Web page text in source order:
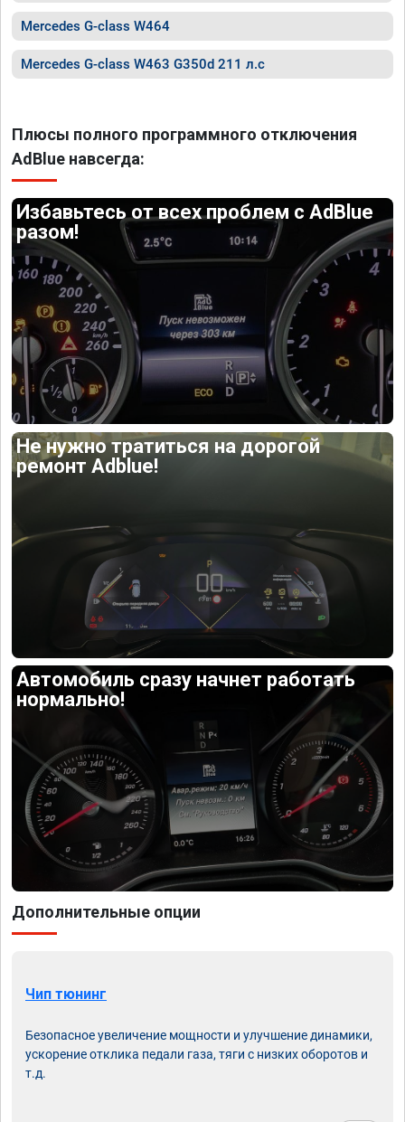
Mercedes G-class W464
Mercedes G-class W463 G350d 211 л.с
Плюсы полного программного отключения
AdBlue навсегда:
Избавьтесь от всех проблем с AdBlue
разом!
Не нужно тратиться на дорогой
ремонт Adblue!
Автомобиль сразу начнет работать
нормально!
Дополнительные опции
Чип тюнинг
Безопасное увеличение мощности и улучшение динамики,
ускорение отклика педали газа, тяги с низких оборотов и
т.д.